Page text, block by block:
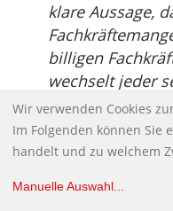
klare Aussage,
billigen
wechselt jeder
anderen
die
die Spielregeln
Wir verwenden Cookies
Im Folgenden können Sie
handelt und zu welchem
Manuelle Auswahl...